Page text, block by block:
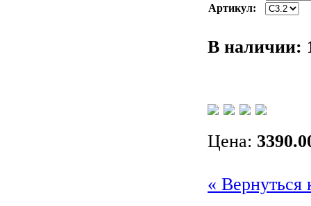
Артикул:
В наличии:
Цена:
« Вернуться